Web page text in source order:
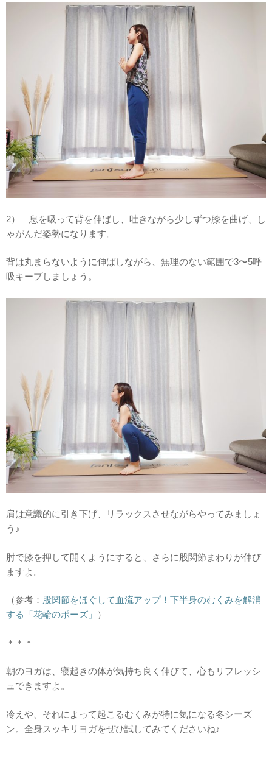
2） 息を吸って背を伸ばし、吐きながら少しずつ膝を曲げ、し
ゃがんだ姿勢になります。
背は丸まらないように伸ばしながら、無理のない範囲で3〜5呼
吸キープしましょう。
肩は意識的に引き下げ、リラックスさせながらやってみましょ
う♪
肘で膝を押して開くようにすると、さらに股関節まわりが伸び
ますよ。
（参考： 股関節をほぐして血流アップ！下半身のむくみを解消
する「花輪のポーズ」
）
＊＊＊
朝のヨガは、寝起きの体が気持ち良く伸びて、心もリフレッシ
ュできますよ。
冷えや、それによって起こるむくみが特に気になる冬シーズ
ン。全身スッキリヨガをぜひ試してみてくださいね♪